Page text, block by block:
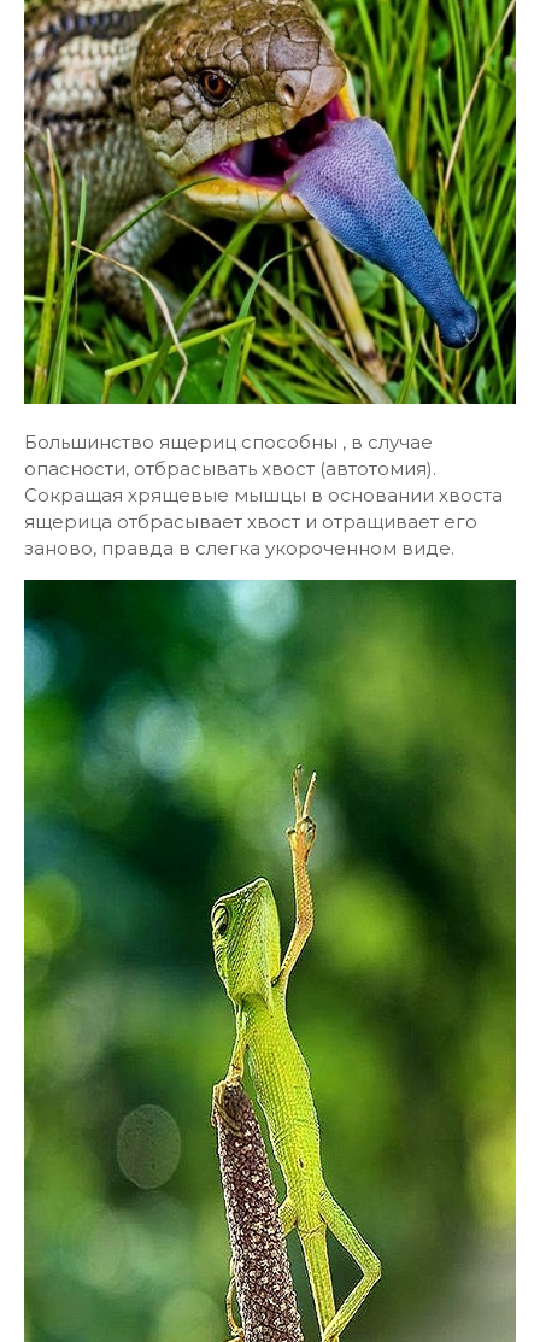
Большинство ящериц способны , в случае
опасности, отбрасывать хвост (автотомия).
Сокращая хрящевые мышцы в основании хвоста
ящерица отбрасывает хвост и отращивает его
заново, правда в слегка укороченном виде.